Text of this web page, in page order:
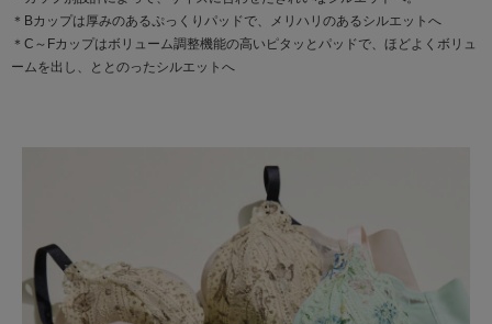
＊Bカップは厚みのあるぷっくりパッドで、メリハリのあるシルエットへ
＊C～Fカップはボリューム調整機能の高いピタッとパッドで、ほどよくボリュ
ームを出し、ととのったシルエットへ